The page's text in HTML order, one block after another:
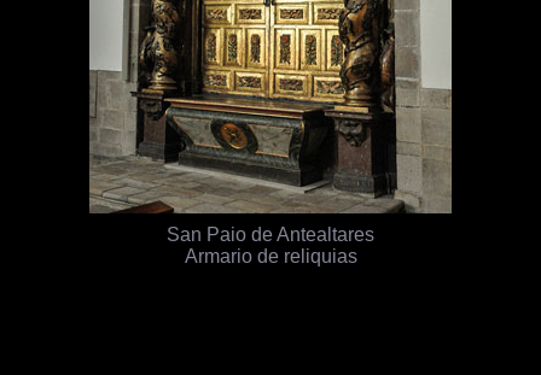
San Paio de Antealtares
Armario de reliquias